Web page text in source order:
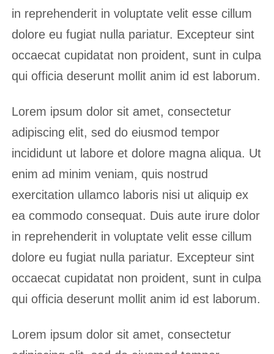
in reprehenderit in voluptate velit esse cillum
dolore eu fugiat nulla pariatur. Excepteur sint
occaecat cupidatat non proident, sunt in culpa
qui officia deserunt mollit anim id est laborum.
Lorem ipsum dolor sit amet, consectetur
adipiscing elit, sed do eiusmod tempor
incididunt ut labore et dolore magna aliqua. Ut
enim ad minim veniam, quis nostrud
exercitation ullamco laboris nisi ut aliquip ex
ea commodo consequat. Duis aute irure dolor
in reprehenderit in voluptate velit esse cillum
dolore eu fugiat nulla pariatur. Excepteur sint
occaecat cupidatat non proident, sunt in culpa
qui officia deserunt mollit anim id est laborum.
Lorem ipsum dolor sit amet, consectetur